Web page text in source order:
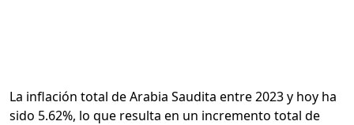
La inflación total de Arabia Saudita entre 2023 y hoy ha
sido 5.62%, lo que resulta en un incremento total de